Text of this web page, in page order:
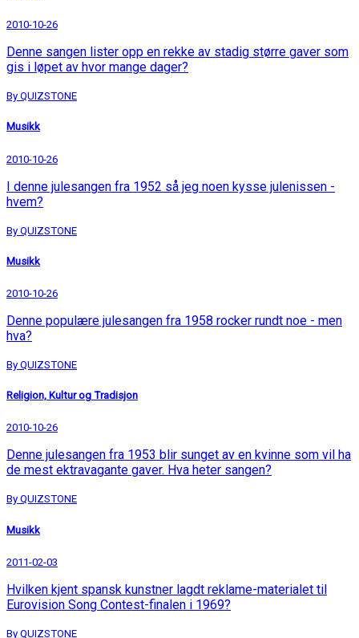
2010-10-26
Denne sangen lister opp en rekke av stadig større gaver som
gis i løpet av hvor mange dager?
By QUIZSTONE
Musikk
2010-10-26
I denne julesangen fra 1952 så jeg noen kysse julenissen -
hvem?
By QUIZSTONE
Musikk
2010-10-26
Denne populære julesangen fra 1958 rocker rundt noe - men
hva?
By QUIZSTONE
Religion, Kultur og Tradisjon
2010-10-26
Denne julesangen fra 1953 blir sunget av en kvinne som vil ha
de mest ektravagante gaver. Hva heter sangen?
By QUIZSTONE
Musikk
2011-02-03
Hvilken kjent spansk kunstner lagdt reklame-materialet til
Eurovision Song Contest-finalen i 1969?
By QUIZSTONE